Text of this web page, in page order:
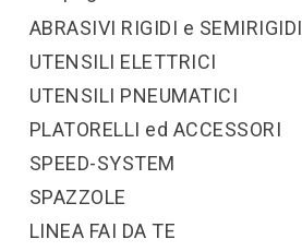
ABRASIVI RIGIDI e SEMIRIGIDI
LINEA FAI DA TE
PLATORELLI ed ACCESSORI
SPAZZOLE
SPEED-SYSTEM
UTENSILI ELETTRICI
UTENSILI PNEUMATICI